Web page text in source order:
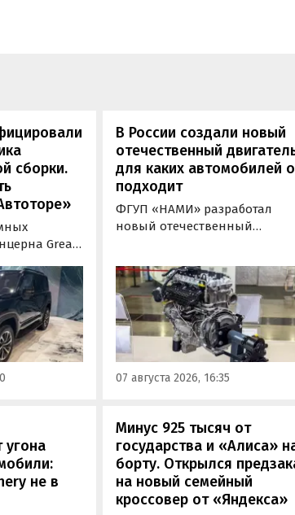
сборки.
Great
заводе
H9,
которые
(ОТТС).
В России создали новый
отечественный
для каких автомобилей
подходит
ФГУП «НАМИ» разработал
новый отечественный
получивший индекс 414320.
Корреспонденту
«Автоновостей дня» удалось
лично ознакомиться с
новинкой на выставке
«Иннопром» в
07 августа 2026, 16:35
не в
Минус 925 тысяч от
государства и «Алиса»
борту. Открылся
на новый семейный
кроссовер от «Яндекса»